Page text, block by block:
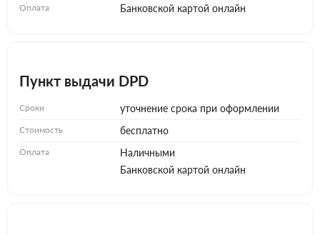
Оплата Банковской картой онлайн
Пункт выдачи DPD
Сроки уточнение срока при оформлении
Стоимость бесплатно
Оплата
Наличными
Банковской картой онлайн